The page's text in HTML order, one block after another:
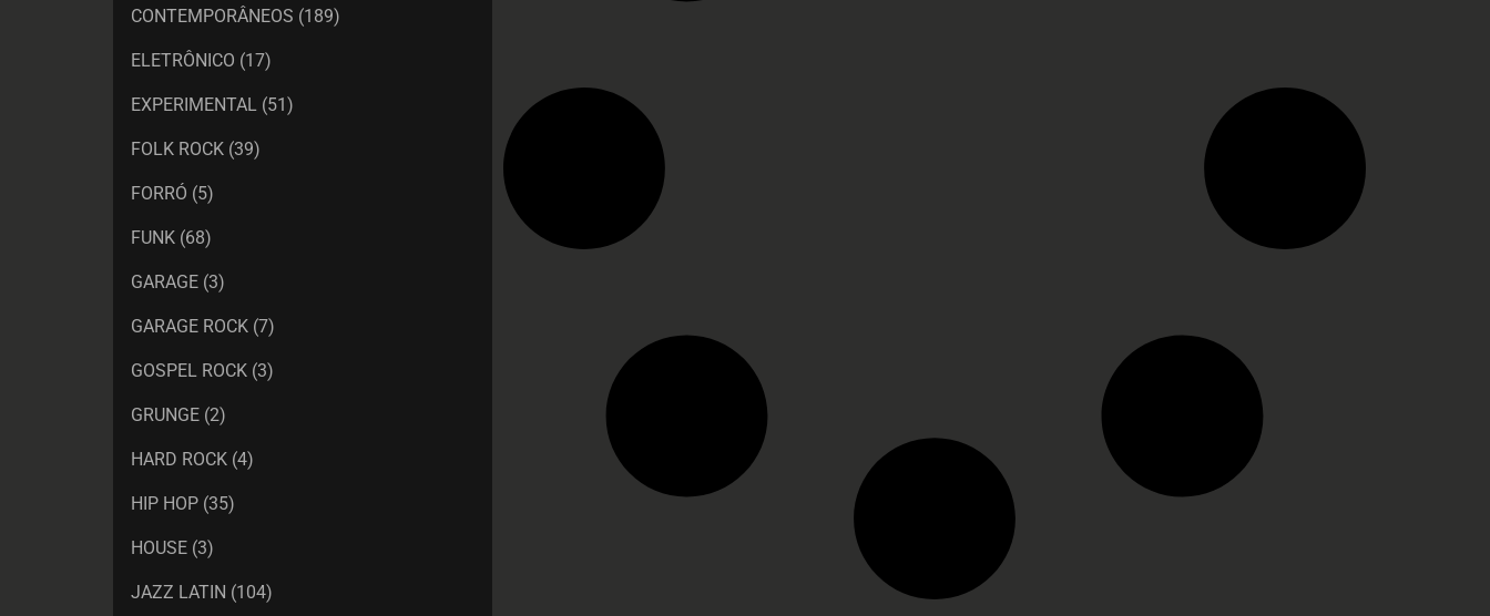
CONTEMPORÂNEOS (189)
ELETRÔNICO (17)
EXPERIMENTAL (51)
FOLK ROCK (39)
FORRÓ (5)
FUNK (68)
GARAGE (3)
GARAGE ROCK (7)
GOSPEL ROCK (3)
GRUNGE (2)
HARD ROCK (4)
HIP HOP (35)
HOUSE (3)
JAZZ LATIN (104)